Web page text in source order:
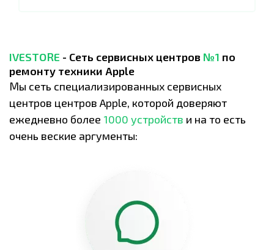
IVESTORE - Сеть сервисных центров №1 по
ремонту техники Apple
Мы сеть специализированных сервисных
центров центров Apple, которой доверяют
ежедневно более 1000 устройств и на то есть
очень веские аргументы: